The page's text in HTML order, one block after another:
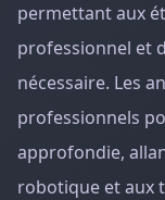
permettant aux
professionnel et
nécessaire. Les
professionnels
approfondie,
robotique et aux